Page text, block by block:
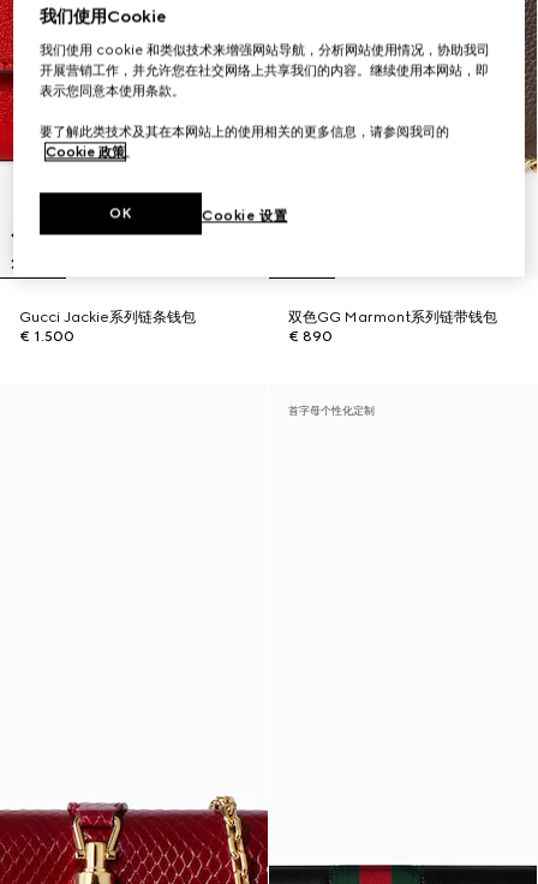
Gucci Jackie系列链条钱包
€ 1.500
双色GG Marmont系列链带钱包
€ 890
首字母个性化定制
我们使用Cookie
我们使用 cookie 和类似技术来增强网站导航，分析网站使用情况，协助我司
开展营销工作，并允许您在社交网络上共享我们的内容。继续使用本网站，即
表示您同意本使用条款。
要了解此类技术及其在本网站上的使用相关的更多信息，请参阅我司的
Cookie 政策。
Cookie 设置
OK